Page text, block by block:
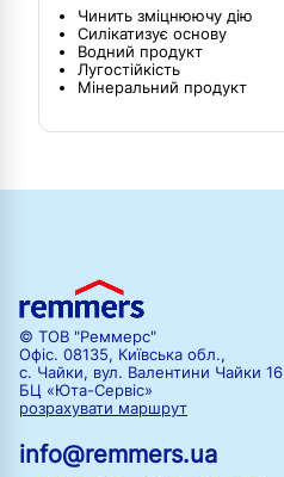
Чинить зміцнюючу дію
Силікатизує основу
Водний продукт
Лугостійкість
Мінеральний продукт
© ТОВ "Реммерс"
Офіс. 08135, Київська обл.,
с. Чайки, вул. Валентини Чайки 16
БЦ «Юта-Сервіс»
розрахувати маршрут
info@remmers.ua